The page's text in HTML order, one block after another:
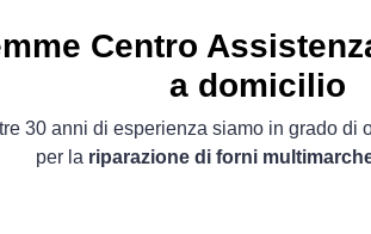
Centro
a domicilio
30 anni di esperienza siamo in grado di
per la riparazione di forni